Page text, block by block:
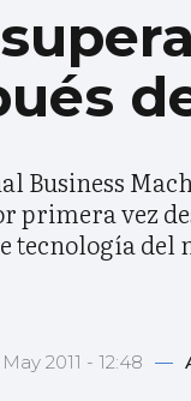
Business
primera vez
tecnología
2011 - 12:48 —